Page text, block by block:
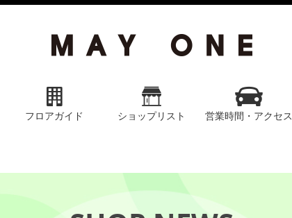
フロアガイド ショップリスト 営業時間・アクセス